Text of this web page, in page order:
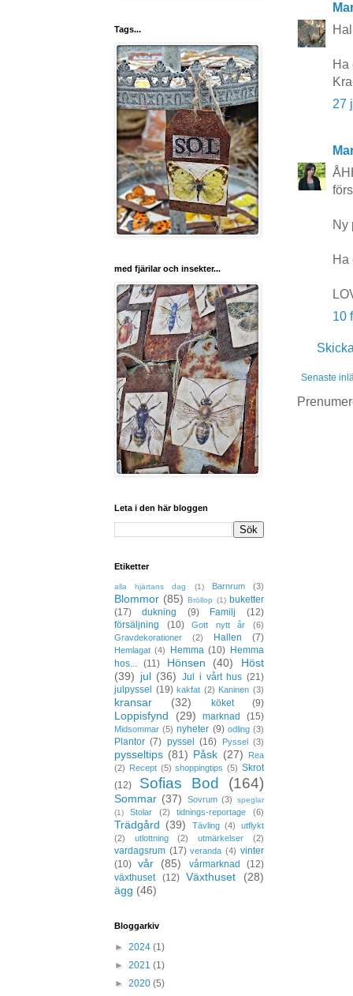
Ha
27
Ny
Ha
10
Senaste
Tags...
med fjärilar och insekter...
Leta i den här bloggen
Etiketter
alla hjärtans dag (1) Barnrum (3)
Blommor (85) Bröllop (1) buketter
(17)
dukning (9) Familj
(12)
försäljning
(10) Gott nytt år
(6)
Gravdekorationer
(2) Hallen (7)
Hemlagat (4) Hemma (10) Hemma
hos...
(11) Hönsen (40)
Höst
(39) jul (36) Jul i vårt hus (21)
julpyssel
(19) kakfat (2) Kaninen (3)
kransar (32) köket (9)
Loppisfynd (29) marknad (15)
Midsommar (5) nyheter (9) odling (3)
Plantor (7) pyssel (16) Pyssel (3)
pysseltips (81) Påsk (27)
Rea
(2) Recept (5) shoppingtips (5) Skrot
(12)
Sofias Bod (164)
Sommar (37) Sovrum (3)
speglar
(1)
Stolar (2) tidnings-reportage (6)
Trädgård (39) Tävling (4)
utflykt
(2)
utlottning (2) utmärkelser (2)
vardagsrum (17) veranda (4) vinter
(10) vår (85) vårmarknad
(12)
växthuset
(12) Växthuset
(28)
ägg (46)
Bloggarkiv
► 2024 (1)
► 2021 (1)
► 2020 (5)